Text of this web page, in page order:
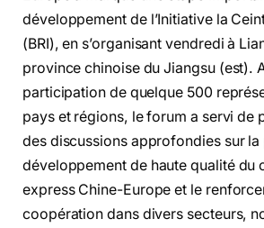
développement de l’Initiative la
(BRI), en s’organisant vendredi à
province chinoise du Jiangsu (est).
participation de quelque 500
pays et régions, le forum a servi de
des discussions approfondies sur
développement de haute qualité du
express Chine-Europe et le
coopération dans divers secteurs,